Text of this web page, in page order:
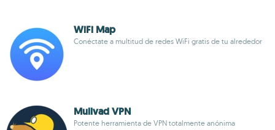
WiFi Map
Conéctate a multitud de redes WiFi gratis de tu alrededor
Mullvad VPN
Potente herramienta de VPN totalmente anónima